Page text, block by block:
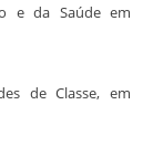
e da Saúde em
de Classe, em